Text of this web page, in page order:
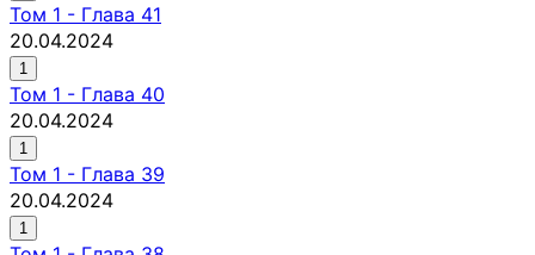
Том 1 - Глава 41
20.04.2024
1
Том 1 - Глава 40
20.04.2024
1
Том 1 - Глава 39
20.04.2024
1